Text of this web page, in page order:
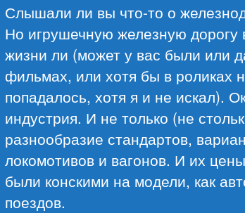
Слышали ли вы что-то о
Но игрушечную железную дорогу
жизни ли (может у вас были или
фильмах, или хотя бы в роликах
попадалось, хотя я и не искал).
индустрия. И не только (не
разнообразие стандартов,
локомотивов и вагонов. И их
были конскими на модели, как
поездов.